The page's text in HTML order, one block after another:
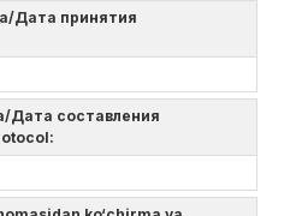
Дата принятия
Дата составления